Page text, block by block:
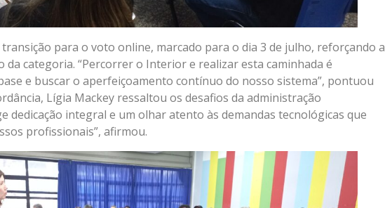
para o voto online, marcado para o dia 3 de julho, reforçando a
da categoria. “Percorrer o Interior e realizar esta caminhada é
e buscar o aperfeiçoamento contínuo do nosso sistema”, pontuou
Lígia Mackey ressaltou os desafios da administração
dedicação integral e um olhar atento às demandas tecnológicas que
profissionais”, afirmou.